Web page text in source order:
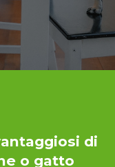
di
o gatto